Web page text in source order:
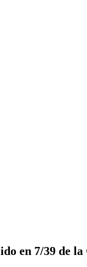
en 7/39 de